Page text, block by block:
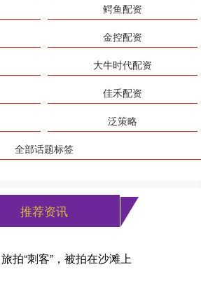
鳄鱼配资
金控配资
大牛时代配资
佳禾配资
泛策略
全部话题标签
推荐资讯
拍“刺客”，被拍在沙滩上